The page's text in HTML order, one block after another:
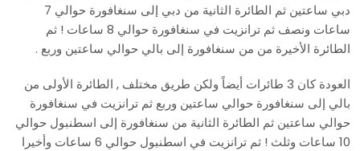
دبي ساعتين ثم الطائرة الثانية من دبي إلى سنغافورة حوالي 7
ساعات ونصف ثم ترانزيت في سنغافورة حوالي 8 ساعات ! ثم
الطائرة الأخيرة من من سنغافورة إلى بالي حوالي ساعتين وربع .
العودة كان 3 طائرات أيضاً ولكن طريق مختلف , الطائرة الأولى من
بالي إلى سنغافورة حوالي ساعتين وربع ثم ترانزيت في سنغافورة
حوالي ساعتين ثم الطائرة الثانية من سنغافورة إلى اسطنبول حوالي
10 ساعات وثلث ! ثم ترانزيت في اسطنبول حوالي 6 ساعات وأخيرا